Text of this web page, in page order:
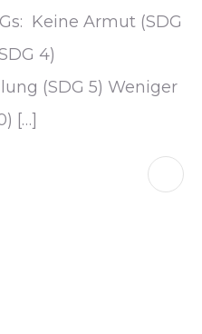
Keine Armut (SDG
4)
(SDG 5) Weniger
[…]